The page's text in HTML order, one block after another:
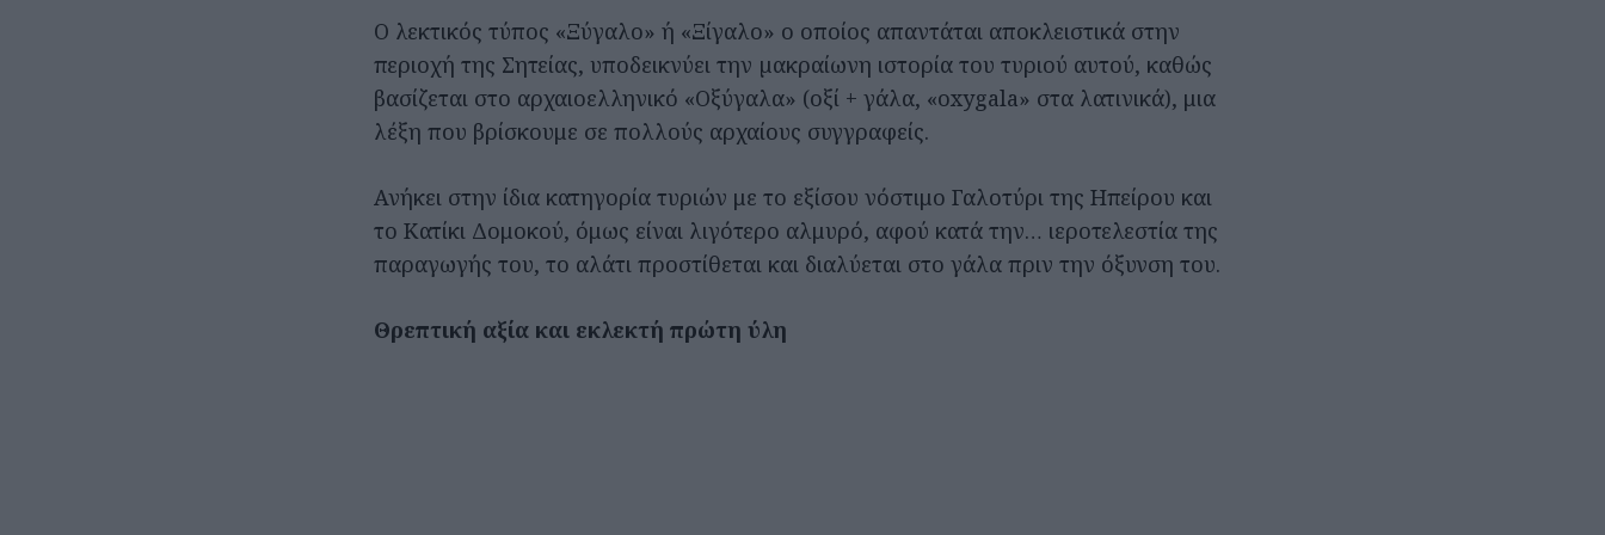
Ο λεκτικός τύπος «Ξύγαλο» ή «Ξίγαλο» ο οποίος απαντάται αποκλειστικά στην
περιοχή της Σητείας, υποδεικνύει την µακραίωνη ιστορία του τυριού αυτού, καθώς
βασίζεται στο αρχαιοελληνικό «Οξύγαλα» (οξί + γάλα, «oxygala» στα λατινικά), μια
λέξη που βρίσκουμε σε πολλούς αρχαίους συγγραφείς.
Ανήκει στην ίδια κατηγορία τυριών με το εξίσου νόστιμο Γαλοτύρι της Ηπείρου και
το Κατίκι Δομοκού, όμως είναι λιγότερο αλμυρό, αφού κατά την… ιεροτελεστία της
παραγωγής του, το αλάτι προστίθεται και διαλύεται στο γάλα πριν την όξυνση του.
Θρεπτική αξία και εκλεκτή πρώτη ύλη